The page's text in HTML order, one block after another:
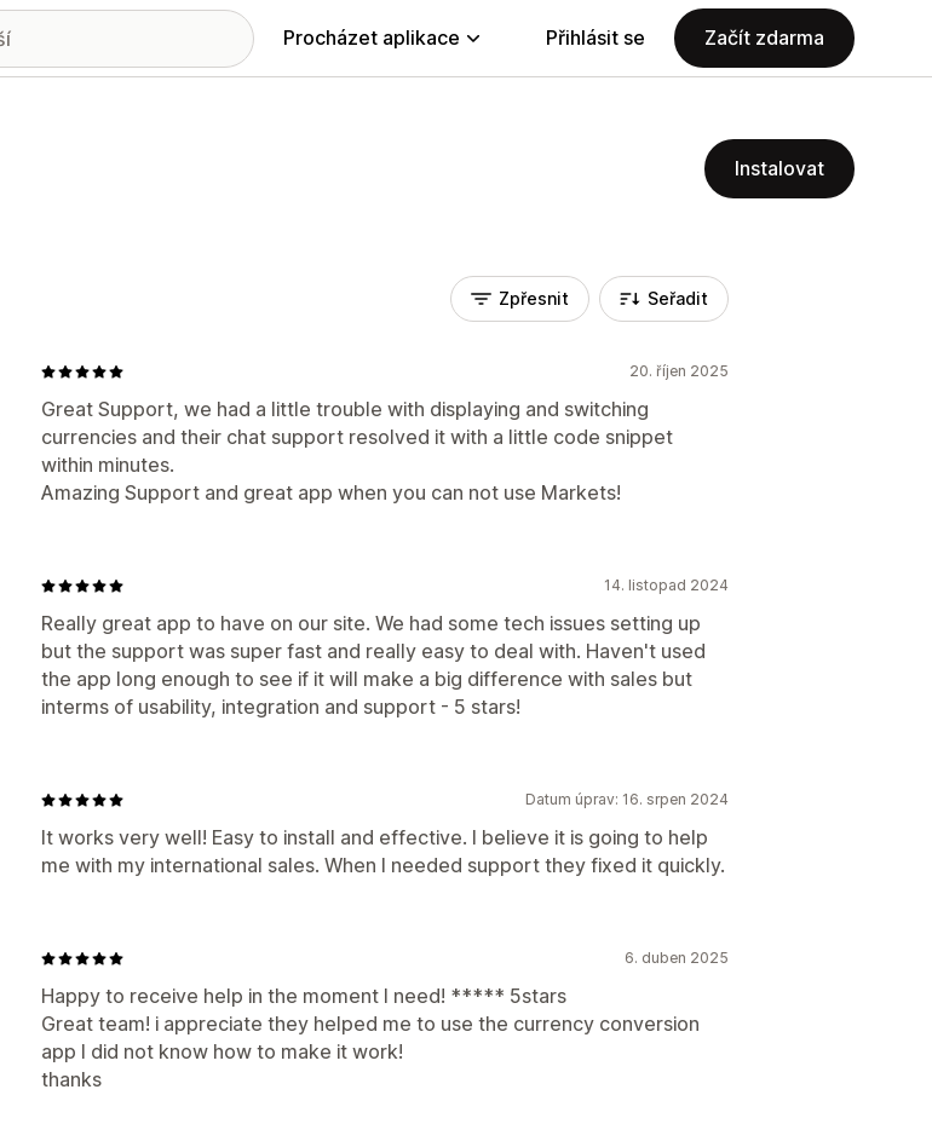
Procházet aplikace Přihlásit se Začít zdarma
Instalovat
Zpřesnit Seřadit
20. říjen 2025
Great Support, we had a little trouble with displaying and switching
currencies and their chat support resolved it with a little code snippet
within minutes.
Amazing Support and great app when you can not use Markets!
14. listopad 2024
Really great app to have on our site. We had some tech issues setting up
but the support was super fast and really easy to deal with. Haven't used
the app long enough to see if it will make a big difference with sales but
interms of usability, integration and support - 5 stars!
Datum úprav: 16. srpen 2024
It works very well! Easy to install and effective. I believe it is going to help
me with my international sales. When I needed support they fixed it quickly.
6. duben 2025
Happy to receive help in the moment I need! ***** 5stars
Great team! i appreciate they helped me to use the currency conversion
app I did not know how to make it work!
thanks